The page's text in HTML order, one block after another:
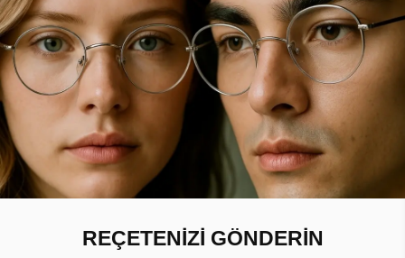
REÇETENİZİ GÖNDERİN